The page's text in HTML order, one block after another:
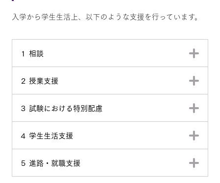
入学から学生生活上、以下のような支援を行っています。
１ 相談
２ 授業支援
３ 試験における特別配慮
４ 学生生活支援
５ 進路・就職支援